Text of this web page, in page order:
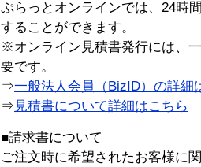
ぷらっとオンラインでは、24時
することができます。
※オンライン見積書発行には、
要です。
⇒一般法人会員（BizID）の詳細
⇒ 見積書について詳細はこちら
■請求書について
ご注文時に希望されたお客様に